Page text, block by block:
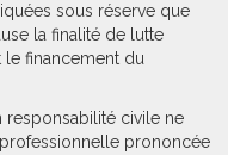
sous réserve que
la finalité de lutte
financement du
responsabilité civile ne
prononcée